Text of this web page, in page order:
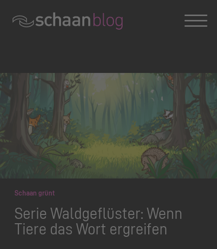
Schaan grünt
Serie Waldgeflüster: Wenn
Tiere das Wort ergreifen